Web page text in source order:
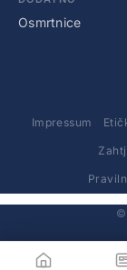
Osmrtnice
Impressum
©